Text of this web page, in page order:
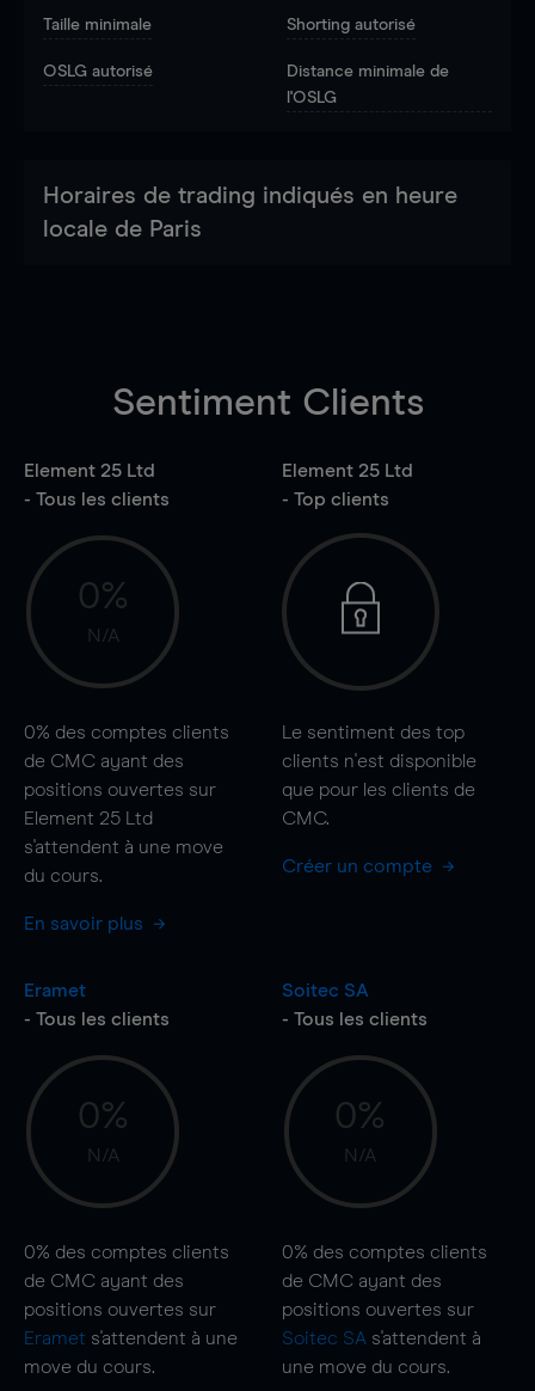
Taille minimale Shorting autorisé
OSLG autorisé
Distance minimale de
l'OSLG
Horaires de trading indiqués en heure
locale de Paris
Sentiment Clients
Element 25 Ltd
- Tous les clients
0%
N/A
0% des comptes clients
de CMC ayant des
positions ouvertes sur
Element 25 Ltd
s'attendent à une move
du cours.
En savoir plus
Element 25 Ltd
- Top clients
Le sentiment des top
clients n'est disponible
que pour les clients de
CMC.
Créer un compte
Eramet
- Tous les clients
0%
N/A
0% des comptes clients
de CMC ayant des
positions ouvertes sur
Eramet s'attendent à une
move du cours.
Soitec SA
- Tous les clients
0%
N/A
0% des comptes clients
de CMC ayant des
positions ouvertes sur
Soitec SA s'attendent à
une move du cours.